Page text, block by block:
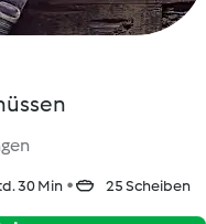
30 Min 25 Scheiben